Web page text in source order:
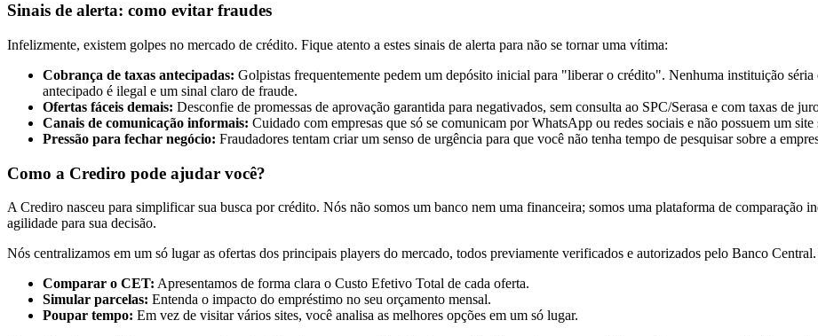
Sinais de alerta: como evitar fraudes
Infelizmente, existem golpes no mercado de crédito. Fique atento a estes sinais de alerta para não se tornar uma vítima:
Cobrança de taxas antecipadas: Golpistas frequentemente pedem um depósito inicial para "liberar o crédito". Nenhuma instituição
antecipado é ilegal e um sinal claro de fraude.
Ofertas fáceis demais: Desconfie de promessas de aprovação garantida para negativados, sem consulta ao SPC/Serasa e com taxas de
Canais de comunicação informais: Cuidado com empresas que só se comunicam por WhatsApp ou redes sociais e não possuem um
Pressão para fechar negócio: Fraudadores tentam criar um senso de urgência para que você não tenha tempo de pesquisar sobre a
Como a Crediro pode ajudar você?
A Crediro nasceu para simplificar sua busca por crédito. Nós não somos um banco nem uma financeira; somos uma plataforma de comparação
agilidade para sua decisão.
Nós centralizamos em um só lugar as ofertas dos principais players do mercado, todos previamente verificados e autorizados pelo Banco
Comparar o CET: Apresentamos de forma clara o Custo Efetivo Total de cada oferta.
Simular parcelas: Entenda o impacto do empréstimo no seu orçamento mensal.
Poupar tempo: Em vez de visitar vários sites, você analisa as melhores opções em um só lugar.